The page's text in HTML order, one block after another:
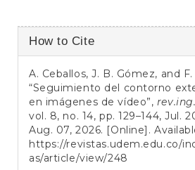
Article
Details
How to Cite
A. Ceballos, J. B. Gómez, and
“Seguimiento del contorno
en imágenes de vídeo”,
vol. 8, no. 14, pp. 129–144, Jul.
Aug. 07, 2026. [Online].
https://revistas.udem.edu.co/
as/article/view/248